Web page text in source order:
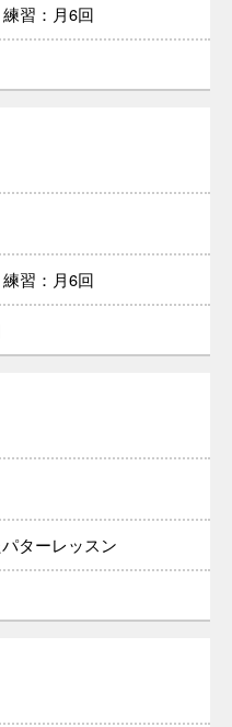
習：月6回
習：月6回
ターレッスン